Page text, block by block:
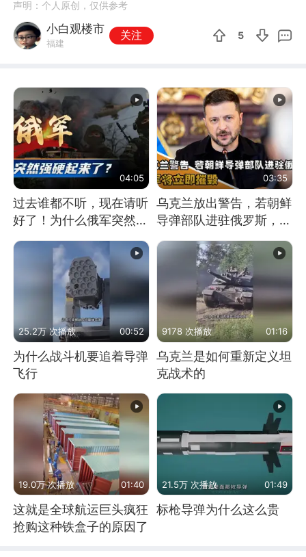
声明：个人原创，仅供参考
小白观楼市
福建
关注 5
04:05
过去谁都不听，现在请听
好了！为什么俄军突然强
03:35
乌克兰放出警告，若朝鲜
导弹部队进驻俄罗斯，乌
25.2万 次播放 00:52
为什么战斗机要追着导弹
飞行
9178 次播放 01:16
乌克兰是如何重新定义坦
克战术的
19.0万 次播放 01:40
这就是全球航运巨头疯狂
抢购这种铁盒子的原因了
21.5万 次播放 01:49
标枪导弹为什么这么贵